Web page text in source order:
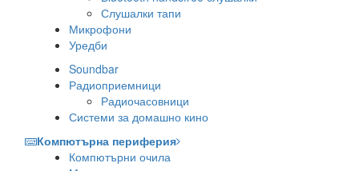
Слушалки тапи
Микрофони
Уредби
Soundbar
Радиоприемници
Радиочасовници
Системи за домашно кино
Компютърна периферия
Компютърни очила